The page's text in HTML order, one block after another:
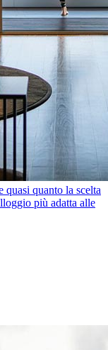
quasi quanto la scelta
più adatta alle